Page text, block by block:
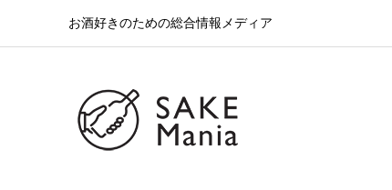
お酒好きのための総合情報メディア